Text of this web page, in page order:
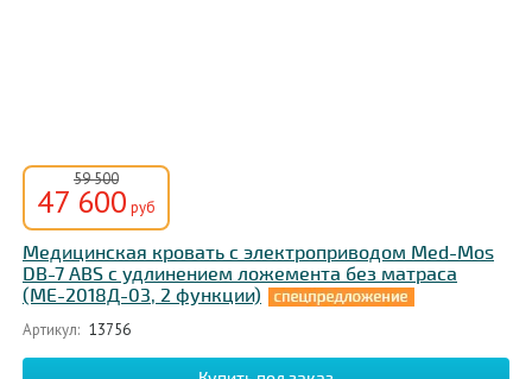
59 500
47 600 руб
Медицинская кровать с электроприводом Med-Mos
DB-7 ABS c удлинением ложемента без матраса
(MЕ-2018Д-03, 2 функции)
Артикул: 13756